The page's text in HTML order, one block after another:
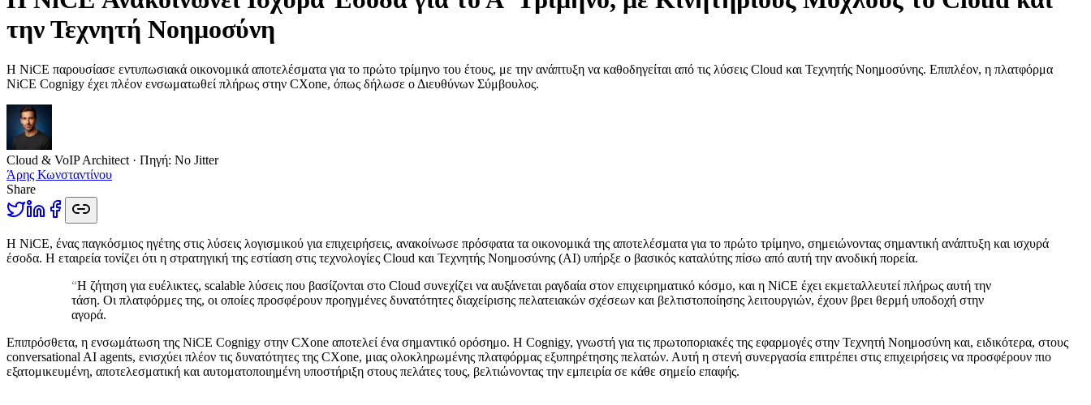
την Τεχνητή Νοημοσύνη
Η NiCE παρουσίασε εντυπωσιακά οικονομικά αποτελέσματα για το πρώτο τρίμηνο του έτους, με την ανάπτυξη να καθοδηγείται από τις λύσεις Cloud και Τεχνητής Νοημοσύνης. Επιπλέον, η πλατφόρμα
NiCE Cognigy έχει πλέον ενσωματωθεί πλήρως στην CXone, όπως δήλωσε ο Διευθύνων Σύμβουλος.
Cloud & VoIP Architect · Πηγή: No Jitter
Άρης Κωνσταντίνου
Share
Η NiCE, ένας παγκόσμιος ηγέτης στις λύσεις λογισμικού για επιχειρήσεις, ανακοίνωσε πρόσφατα τα οικονομικά της αποτελέσματα για το πρώτο τρίμηνο, σημειώνοντας σημαντική ανάπτυξη και ισχυρά
έσοδα. Η εταιρεία τονίζει ότι η στρατηγική της εστίαση στις τεχνολογίες Cloud και Τεχνητής Νοημοσύνης (AI) υπήρξε ο βασικός καταλύτης πίσω από αυτή την ανοδική πορεία.
“Η ζήτηση για ευέλικτες, scalable λύσεις που βασίζονται στο Cloud συνεχίζει να αυξάνεται ραγδαία στον επιχειρηματικό κόσμο, και η NiCE έχει εκμεταλλευτεί πλήρως αυτή την
τάση. Οι πλατφόρμες της, οι οποίες προσφέρουν προηγμένες δυνατότητες διαχείρισης πελατειακών σχέσεων και βελτιστοποίησης λειτουργιών, έχουν βρει θερμή υποδοχή στην
αγορά.
Επιπρόσθετα, η ενσωμάτωση της NiCE Cognigy στην CXone αποτελεί ένα σημαντικό ορόσημο. Η Cognigy, γνωστή για τις πρωτοποριακές της εφαρμογές στην Τεχνητή Νοημοσύνη και, ειδικότερα, στους
conversational AI agents, ενισχύει πλέον τις δυνατότητες της CXone, μιας ολοκληρωμένης πλατφόρμας εξυπηρέτησης πελατών. Αυτή η στενή συνεργασία επιτρέπει στις επιχειρήσεις να προσφέρουν πιο
εξατομικευμένη, αποτελεσματική και αυτοματοποιημένη υποστήριξη στους πελάτες τους, βελτιώνοντας την εμπειρία σε κάθε σημείο επαφής.